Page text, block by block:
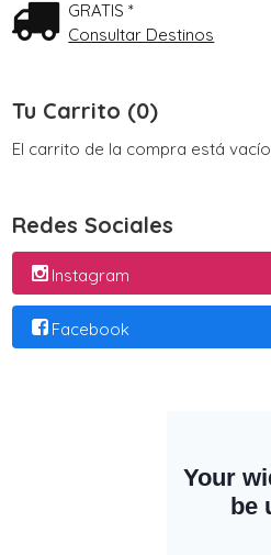
GRATIS *
Consultar Destinos
Tu Carrito (0)
El carrito de la compra está vacío
Redes Sociales
Instagram
Facebook